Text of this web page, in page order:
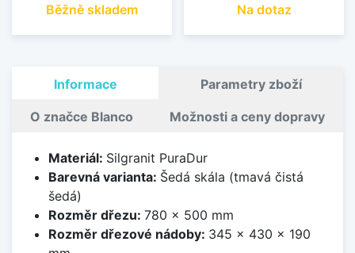
Běžně skladem Na dotaz
Informace Parametry zboží
O značce Blanco Možnosti a ceny dopravy
Materiál: Silgranit PuraDur
Barevná varianta: Šedá skála (tmavá čistá
šedá)
Rozměr dřezu: 780 x 500 mm
Rozměr dřezové nádoby: 345 x 430 x 190